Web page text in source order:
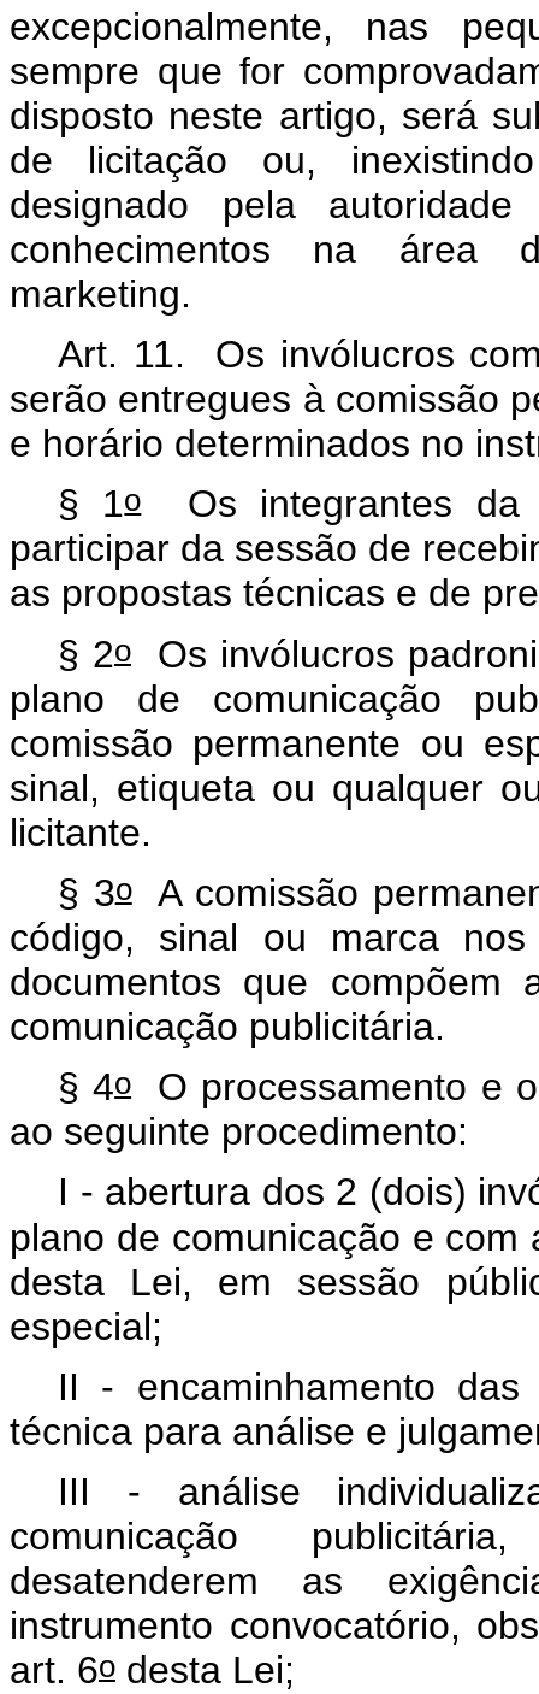
excepcionalmente, nas
sempre que for
disposto neste artigo, será
de licitação ou,
designado pela
conhecimentos na área
marketing.
Art. 11. Os invólucros
serão entregues à comissão
e horário determinados no
§ 1oOs integrantes da
participar da sessão de
as propostas técnicas e de
§ 2o Os invólucros
plano de comunicação
comissão permanente ou
sinal, etiqueta ou qualquer
licitante.
§ 3oA comissão
código, sinal ou marca
documentos que
comunicação publicitária.
§ 4oO processamento e o
ao seguinte procedimento:
I - abertura dos 2 (dois)
plano de comunicação e
desta Lei, em sessão
especial;
II - encaminhamento
técnica para análise e
III - análise
comunicação
desatenderem as
instrumento convocatório,
art. 6o desta Lei;